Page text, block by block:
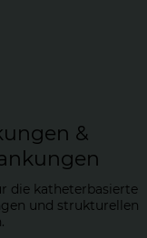
&
die katheterbasierte
und strukturellen